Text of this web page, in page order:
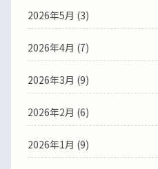
2026年5月 (3)
2026年4月 (7)
2026年3月 (9)
2026年2月 (6)
2026年1月 (9)